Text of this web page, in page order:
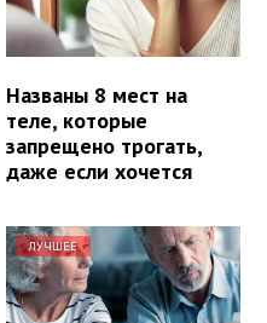
Названы 8 мест на
теле, которые
запрещено трогать,
даже если хочется
ЛУЧШЕЕ